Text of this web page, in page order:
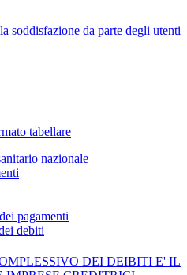
soddisfazione da parte degli utenti
tabellare
nazionale
pagamenti
debiti
DEI DEIBITI E' IL